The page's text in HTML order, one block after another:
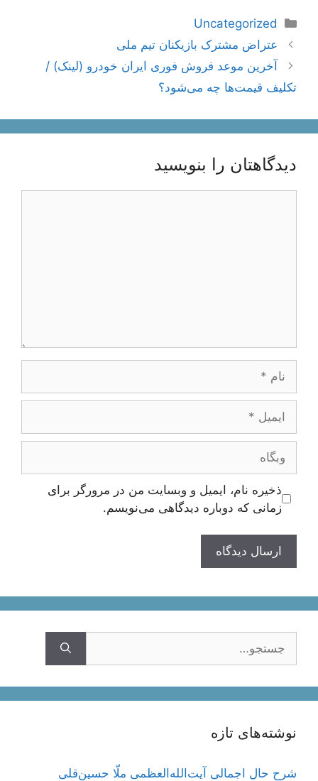
دسته‌ها
Uncategorized
ناوبری
نوشته‌ها
عتراض مشترک بازیکنان تیم ملی
آخرین موعد فروش فوری ایران خودرو (لینک) /
تکلیف قیمت‌ها چه می‌شود؟
دیدگاهتان را بنویسید
وبگاه
ذخیره نام، ایمیل و وبسایت من در مرورگر برای
زمانی که دوباره دیدگاهی می‌نویسم.
نوشته‌های تازه
شرح حال اجمالی آیت‌الله‌العظمی ملّا حسین‌قلی